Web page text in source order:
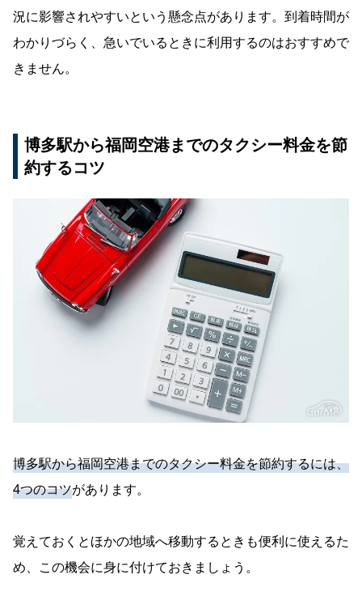
況に影響されやすいという懸念点があります。到着時間が
わかりづらく、急いでいるときに利用するのはおすすめで
きません。
博多駅から福岡空港までのタクシー料金を節
約するコツ
博多駅から福岡空港までのタクシー料金を節約するには、
4つのコツがあります。
覚えておくとほかの地域へ移動するときも便利に使えるた
め、この機会に身に付けておきましょう。